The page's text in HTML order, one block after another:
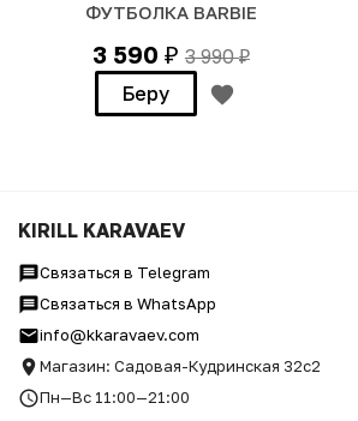
ФУТБОЛКА BARBIE
3 590 ₽ 3 990₽
Беру
KIRILL KARAVAEV
Связаться в Telegram
Связаться в WhatsApp
info@kkaravaev.com
Магазин: Садовая-Кудринская 32с2
Пн—Вс 11:00—21:00